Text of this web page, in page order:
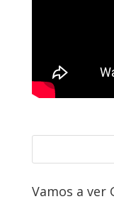
Vamos a ver